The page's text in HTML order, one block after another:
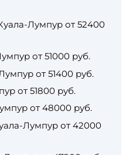
Лумпур от 52400
от 51000 руб.
от 51400 руб.
от 51800 руб.
от 48000 руб.
Лумпур от 42000